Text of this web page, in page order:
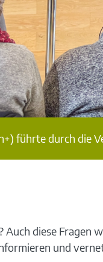
führte durch die
Auch diese
und